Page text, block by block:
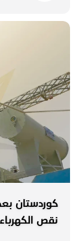
نقص